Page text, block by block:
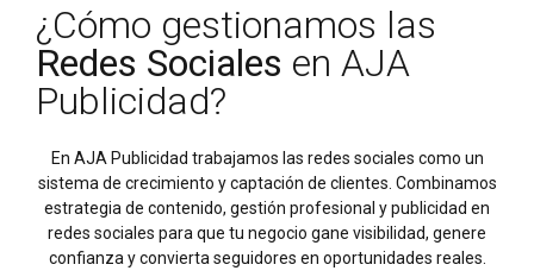
¿Cómo gestionamos las
Redes Sociales en AJA
Publicidad?
En AJA Publicidad trabajamos las redes sociales como un
sistema de crecimiento y captación de clientes. Combinamos
estrategia de contenido, gestión profesional y publicidad en
redes sociales para que tu negocio gane visibilidad, genere
confianza y convierta seguidores en oportunidades reales.